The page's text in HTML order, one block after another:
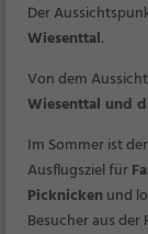
Der
Wiesenttal.
Von dem
Wiesenttal und
Im Sommer ist
Ausflugsziel für
Picknicken und
Besucher aus der